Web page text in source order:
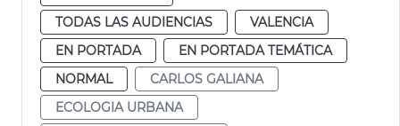
TODAS LAS AUDIENCIAS
VALENCIA
EN PORTADA
EN PORTADA TEMÁTICA
NORMAL
CARLOS GALIANA
ECOLOGIA URBANA